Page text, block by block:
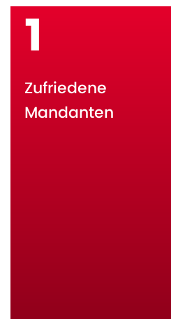
1
Zufriedene
Mandanten